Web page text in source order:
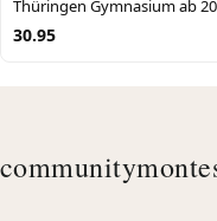
Thüringen Gymnasium ab
30.95